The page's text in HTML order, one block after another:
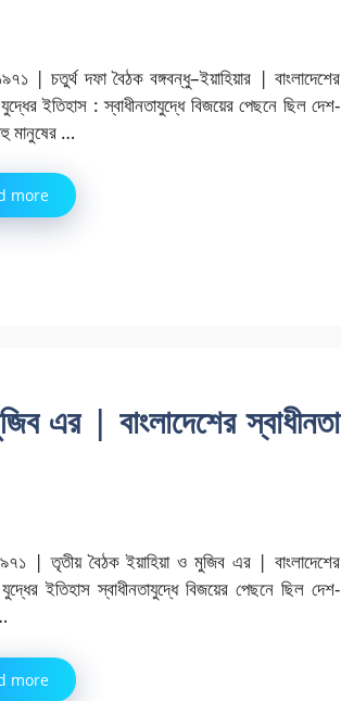
| চতুর্থ দফা বৈঠক বঙ্গবন্ধু–ইয়াহিয়ার | বাংলাদেশের
যুদ্ধের ইতিহাস : স্বাধীনতাযুদ্ধে বিজয়ের পেছনে ছিল দেশ-
মানুষের …
more
এর | বাংলাদেশের স্বাধীনতা
| তৃতীয় বৈঠক ইয়াহিয়া ও মুজিব এর | বাংলাদেশের
যুদ্ধের ইতিহাস স্বাধীনতাযুদ্ধে বিজয়ের পেছনে ছিল দেশ-
more